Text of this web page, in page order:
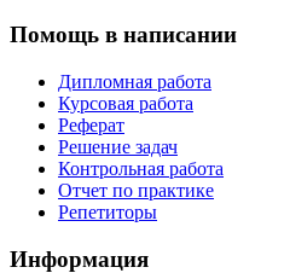
Помощь в написании
Дипломная работа
Курсовая работа
Реферат
Решение задач
Контрольная работа
Отчет по практике
Репетиторы
Информация